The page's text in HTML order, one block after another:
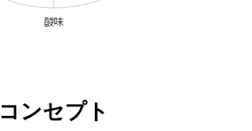
コンセプト